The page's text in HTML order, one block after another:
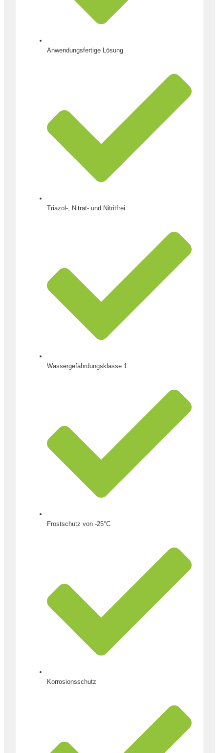
Anwendungsfertige Lösung
Triazol-, Nitrat- und Nitritfrei
Wassergefährdungsklasse 1
Frostschutz von -25°C
Korrosionsschutz